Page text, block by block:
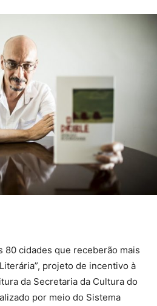
80 cidades que receberão mais
projeto de incentivo à
da Secretaria da Cultura do
por meio do Sistema